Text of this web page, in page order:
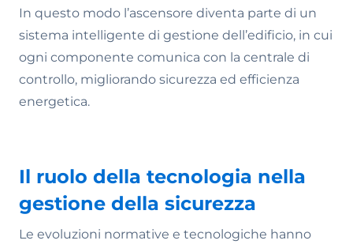
In questo modo l’ascensore diventa parte di un
sistema intelligente di gestione dell’edificio, in cui
ogni componente comunica con la centrale di
controllo, migliorando sicurezza ed efficienza
energetica.
Il ruolo della tecnologia nella
gestione della sicurezza
Le evoluzioni normative e tecnologiche hanno